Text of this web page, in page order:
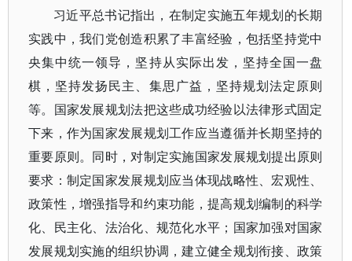
习近平总书记指出，在制定实施五年规划的长期
实践中，我们党创造积累了丰富经验，包括坚持党中
央集中统一领导，坚持从实际出发，坚持全国一盘
棋，坚持发扬民主、集思广益，坚持规划法定原则
等。国家发展规划法把这些成功经验以法律形式固定
下来，作为国家发展规划工作应当遵循并长期坚持的
重要原则。同时，对制定实施国家发展规划提出原则
要求：制定国家发展规划应当体现战略性、宏观性、
政策性，增强指导和约束功能，提高规划编制的科学
化、民主化、法治化、规范化水平；国家加强对国家
发展规划实施的组织协调，建立健全规划衔接、政策